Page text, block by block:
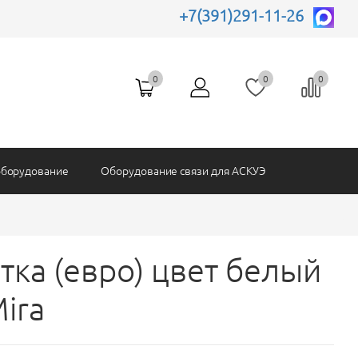
+7(391)291-11-26
0 0 0
Оборудование связи для АСКУЭ
Комплектующие АСКУЭ
(евро) цвет белый